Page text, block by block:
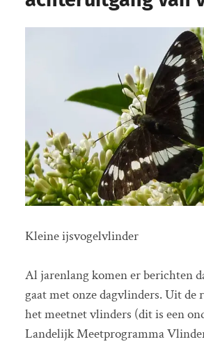
Kleine ijsvogelvlinder
Al jarenlang komen er berichten
gaat met onze dagvlinders. Uit de
het meetnet vlinders (dit is een
Landelijk Meetprogramma